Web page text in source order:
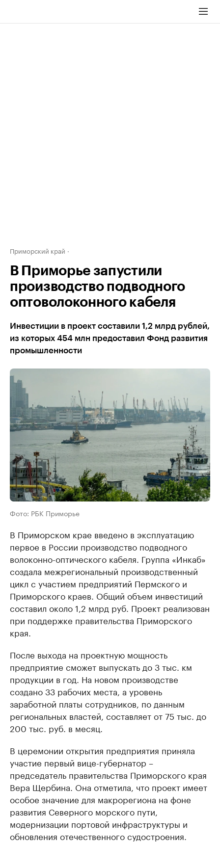
Приморский край
В Приморье запустили
производство подводного
оптоволоконного кабеля
Инвестиции в проект составили 1,2 млрд рублей,
из которых 454 млн предоставил Фонд развития
промышленности
Фото: РБК Приморье
В Приморском крае введено в эксплуатацию
первое в России производство подводного
волоконно-оптического кабеля. Группа «Инкаб»
создала межрегиональный производственный
цикл с участием предприятий Пермского и
Приморского краев. Общий объем инвестиций
составил около 1,2 млрд руб. Проект реализован
при поддержке правительства Приморского
края.
После выхода на проектную мощность
предприятие сможет выпускать до 3 тыс. км
продукции в год. На новом производстве
создано 33 рабочих места, а уровень
заработной платы сотрудников, по данным
региональных властей, составляет от 75 тыс. до
200 тыс. руб. в месяц.
В церемонии открытия предприятия приняла
участие первый вице-губернатор –
председатель правительства Приморского края
Вера Щербина. Она отметила, что проект имеет
особое значение для макрорегиона на фоне
развития Северного морского пути,
модернизации портовой инфраструктуры и
обновления отечественного судостроения.